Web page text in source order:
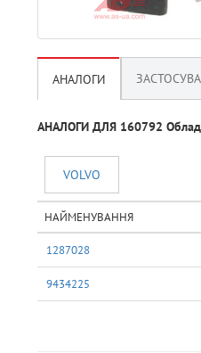
АНАЛОГИ
АНАЛОГИ ДЛЯ 160792
VOLVO
НАЙМЕНУВАННЯ
1287028
9434225